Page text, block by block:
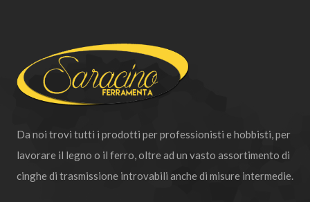
Da noi trovi tutti i prodotti per professionisti e hobbisti, per
lavorare il legno o il ferro, oltre ad un vasto assortimento di
cinghe di trasmissione introvabili anche di misure intermedie.